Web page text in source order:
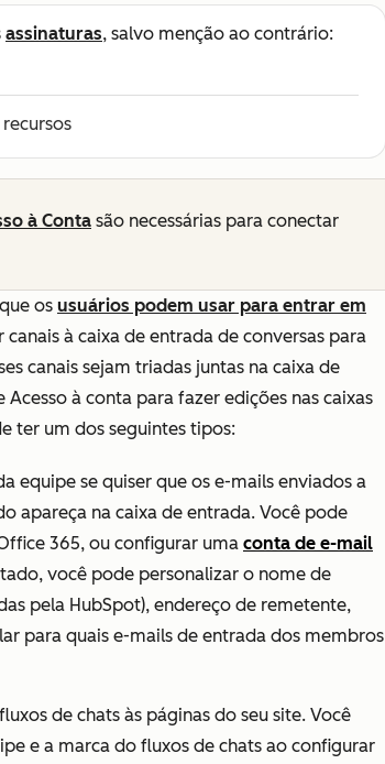
assinaturas, salvo menção ao contrário:
à Conta são necessárias para conectar
os usuários podem usar para entrar em
canais à caixa de entrada de conversas para
canais sejam triadas juntas na caixa de
Acesso à conta para fazer edições nas caixas
ter um dos seguintes tipos:
equipe se quiser que os e-mails enviados a
apareça na caixa de entrada. Você pode
365, ou configurar uma conta de e-mail
você pode personalizar o nome de
pela HubSpot), endereço de remetente,
para quais e-mails de entrada dos membros
de chats às páginas do seu site. Você
e a marca do fluxos de chats ao configurar